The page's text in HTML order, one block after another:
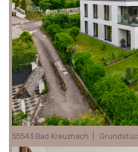
55543 Bad Kreuznach |